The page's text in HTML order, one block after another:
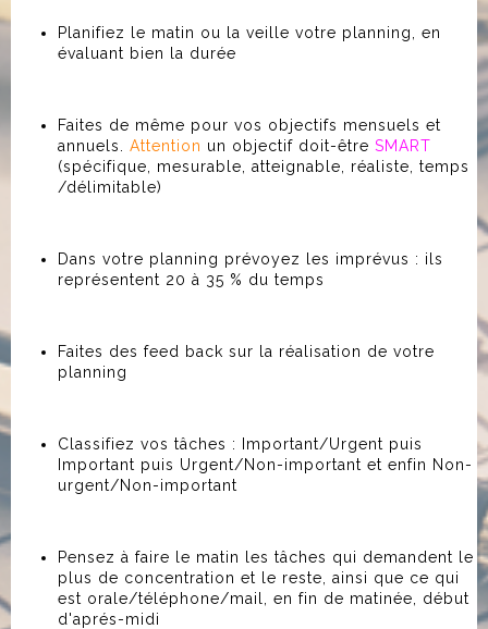
Planifiez le matin ou la veille votre planning, en
évaluant bien la durée
Faites de même pour vos objectifs mensuels et
annuels. Attention un objectif doit-être SMART
(spécifique, mesurable, atteignable, réaliste, temps
/délimitable)
Dans votre planning prévoyez les imprévus : ils
représentent 20 à 35 % du temps
Faites des feed back sur la réalisation de votre
planning
Classifiez vos tâches : Important/Urgent puis
Important puis Urgent/Non-important et enfin Non-
urgent/Non-important
Pensez à faire le matin les tâches qui demandent le
plus de concentration et le reste, ainsi que ce qui
est orale/téléphone/mail, en fin de matinée, début
d'aprés-midi